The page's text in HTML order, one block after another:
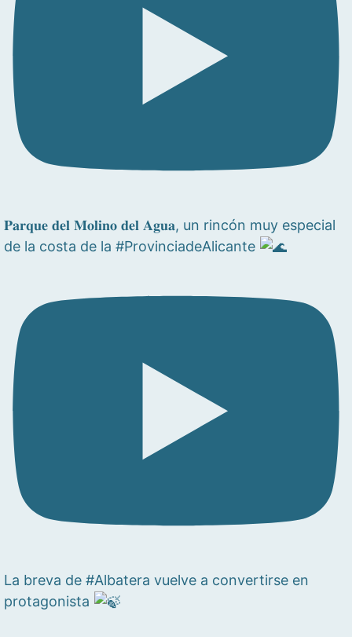
𝐏𝐚𝐫𝐪𝐮𝐞 𝐝𝐞𝐥 𝐌𝐨𝐥𝐢𝐧𝐨 𝐝𝐞𝐥 𝐀𝐠𝐮𝐚, un rincón muy especial
de la costa de la #ProvinciadeAlicante
La breva de #Albatera vuelve a convertirse en
protagonista